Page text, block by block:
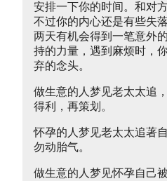
安排一下你的时间。和对
不过你的内心还是有些失
两天有机会得到一笔意外
持的力量，遇到麻烦时，
弃的念头。
做生意的人梦见老太太追
得利，再策划。
怀孕的人梦见老太太追著
勿动胎气。
做生意的人梦见怀孕自己